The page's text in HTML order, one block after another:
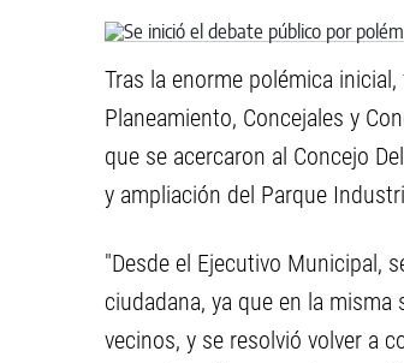
Tras la enorme polémica
Planeamiento, Concejales y
que se acercaron al Concejo
y ampliación del Parque
"Desde el Ejecutivo Municipal,
ciudadana, ya que en la
vecinos, y se resolvió volver a